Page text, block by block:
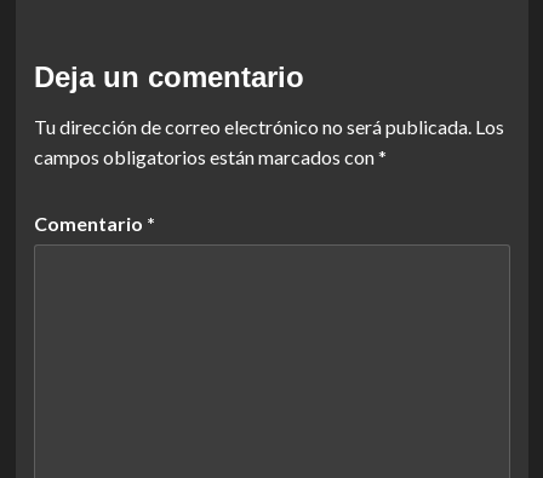
Deja un comentario
Tu dirección de correo electrónico no será publicada. Los
campos obligatorios están marcados con*
Comentario *